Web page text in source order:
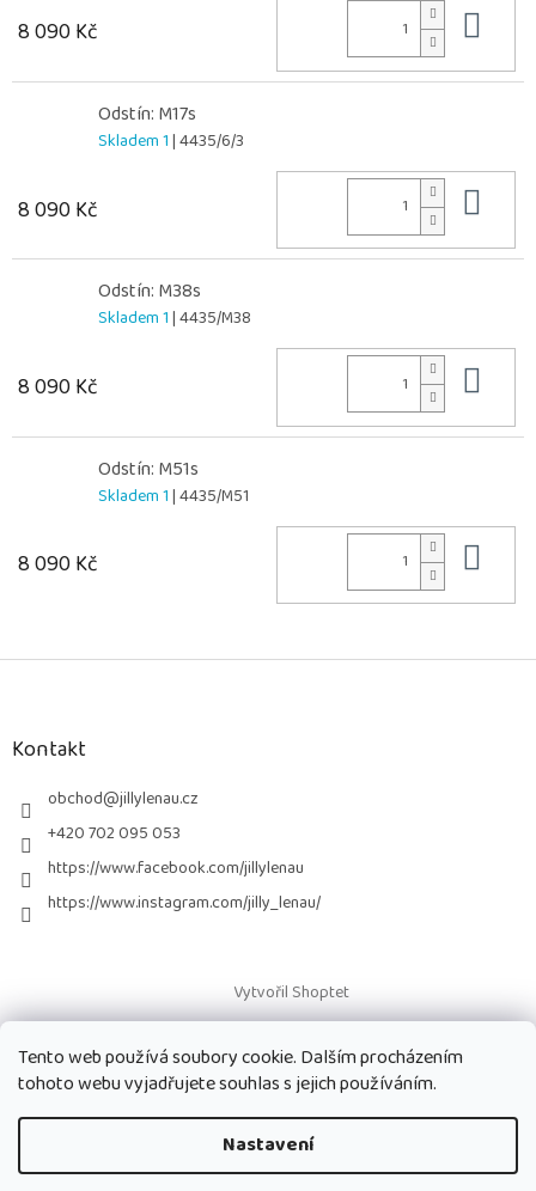
Tento web používá soubory cookie. Dalším procházením
tohoto webu vyjadřujete souhlas s jejich používáním.
Nastavení
8 090 Kč
Odstín: M17s
Skladem 1| 4435/6/3
8 090 Kč
Odstín: M38s
Skladem 1| 4435/M38
8 090 Kč
Odstín: M51s
Skladem 1| 4435/M51
8 090 Kč
Z
Kontakt
obchod@jillylenau.cz
+420 702 095 053
https://www.facebook.com/jillylenau
https://www.instagram.com/jilly_lenau/
Vytvořil Shoptet
Copyright 2026Paruky Jilly Lenau s.r.o.. Všechna práva vyhrazena.